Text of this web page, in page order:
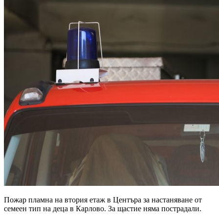
Пожар пламна на втория етаж в Центъра за настаняване от
семеен тип на деца в Карлово. За щастие няма пострадали.